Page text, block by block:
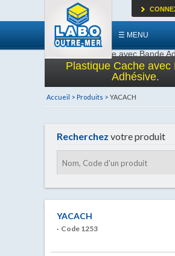
☰ MENU
Plastique Cache avec
Adhésive.
Accueil > Produits > YACACH
Recherchez votre produit
YACACH
· Code 1253